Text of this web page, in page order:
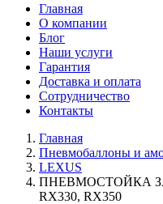
Главная
О компании
Блог
Наши услуги
Гарантия
Доставка и оплата
Сотрудничество
Контакты
Главная
Пневмобаллоны и
LEXUS
ПНЕВМОСТОЙКА
RX330, RX350